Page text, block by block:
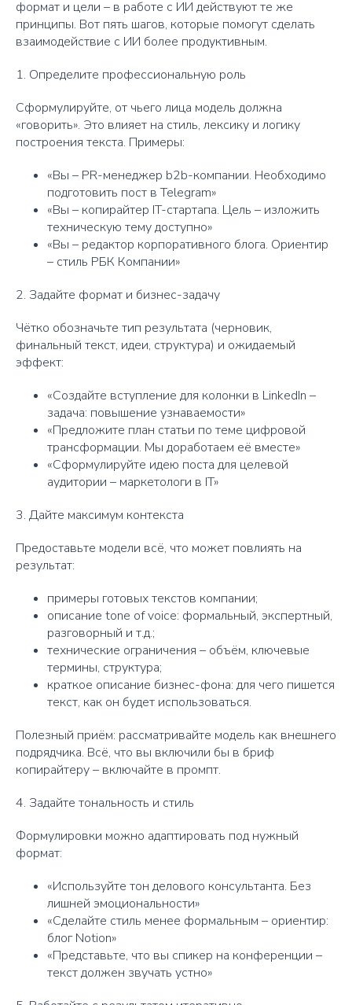
формат и цели – в работе с ИИ действуют те же
принципы. Вот пять шагов, которые помогут сделать
взаимодействие с ИИ более продуктивным.
1. Определите профессиональную роль
Сформулируйте, от чьего лица модель должна
«говорить». Это влияет на стиль, лексику и логику
построения текста. Примеры:
«Вы – PR-менеджер b2b-компании. Необходимо
подготовить пост в Telegram»
«Вы – копирайтер IT-стартапа. Цель – изложить
техническую тему доступно»
«Вы – редактор корпоративного блога. Ориентир
– стиль РБК Компании»
2. Задайте формат и бизнес-задачу
Чётко обозначьте тип результата (черновик,
финальный текст, идеи, структура) и ожидаемый
эффект:
«Создайте вступление для колонки в LinkedIn –
задача: повышение узнаваемости»
«Предложите план статьи по теме цифровой
трансформации. Мы доработаем её вместе»
«Сформулируйте идею поста для целевой
аудитории – маркетологи в IT»
3. Дайте максимум контекста
Предоставьте модели всё, что может повлиять на
результат:
примеры готовых текстов компании;
описание tone of voice: формальный, экспертный,
разговорный и т.д.;
технические ограничения – объём, ключевые
термины, структура;
краткое описание бизнес-фона: для чего пишется
текст, как он будет использоваться.
Полезный приём: рассматривайте модель как внешнего
подрядчика. Всё, что вы включили бы в бриф
копирайтеру – включайте в промпт.
4. Задайте тональность и стиль
Формулировки можно адаптировать под нужный
формат:
«Используйте тон делового консультанта. Без
лишней эмоциональности»
«Сделайте стиль менее формальным – ориентир:
блог Notion»
«Представьте, что вы спикер на конференции –
текст должен звучать устно»